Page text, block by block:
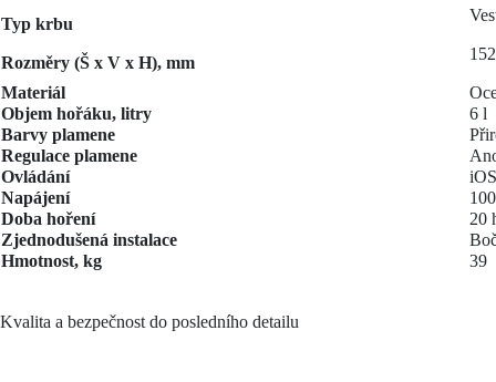
Typ krbu
Rozměry (Š x V x H), mm
Materiál
Objem hořáku, litry
6 l
Barvy plamene
Regulace plamene
Ovládání
Napájení
Doba hoření
20
Zjednodušená instalace
Hmotnost, kg
39
Kvalita a bezpečnost do posledního detailu